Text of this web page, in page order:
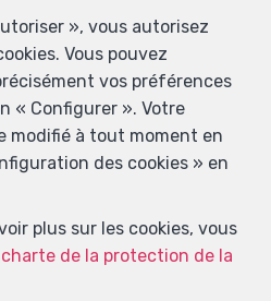
sur la carte
», vous autorisez
Vous pouvez
vos préférences
« Configurer ». Votre
modifié à tout moment en
des cookies » en
plus sur les cookies, vous
charte de la protection de la